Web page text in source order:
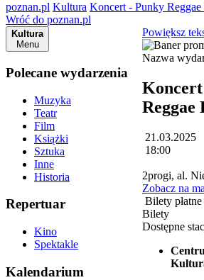
poznan.pl Kultura Koncert - Punky
Wróć do poznan.pl
Kultura
Menu
Polecane wydarzenia
Muzyka
Teatr
Film
Książki
Sztuka
Inne
Historia
Repertuar
Kino
Spektakle
Kalendarium
Powiększ
Reggae
21.03.2025
18:00
2progi, al.
Zobacz na
Bilety płatne
Bilety
Dostępne